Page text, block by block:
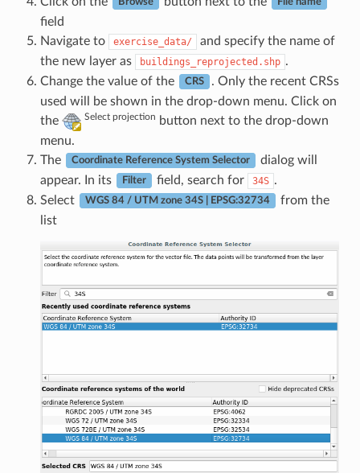
Browse File name
field
Navigate to
exercise_data/
and specify the name of
the new layer as
buildings_reprojected.shp .
Change the value of the
CRS
. Only the recent CRSs
used will be shown in the drop-down menu. Click on
the
Select projection button next to the drop-down
menu.
The
Coordinate Reference System Selector
dialog will
appear. In its
Filter field, search for 34S .
Select
WGS 84 / UTM zone 34S | EPSG:32734
from the
list